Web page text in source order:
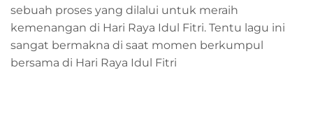
sebuah proses yang dilalui untuk meraih
kemenangan di Hari Raya Idul Fitri. Tentu lagu ini
sangat bermakna di saat momen berkumpul
bersama di Hari Raya Idul Fitri